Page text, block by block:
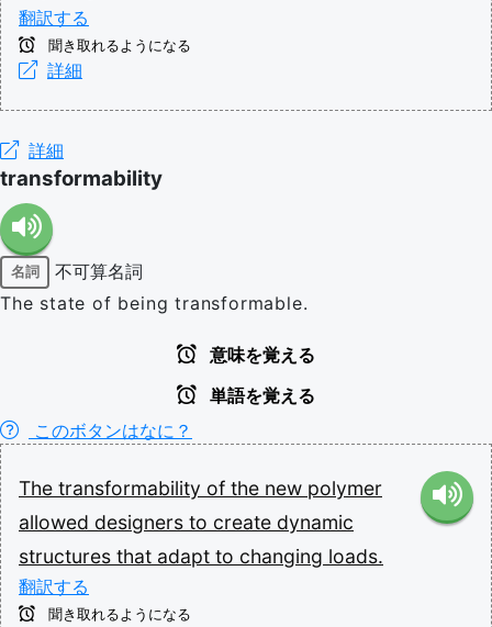
翻訳する
聞き取れるようになる
詳細
詳細
transformability
名詞
不可算名詞
The state of being transformable.
意味を覚える
単語を覚える
このボタンはなに？
The transformability of the new polymer
allowed designers to create dynamic
structures that adapt to changing loads.
翻訳する
聞き取れるようになる